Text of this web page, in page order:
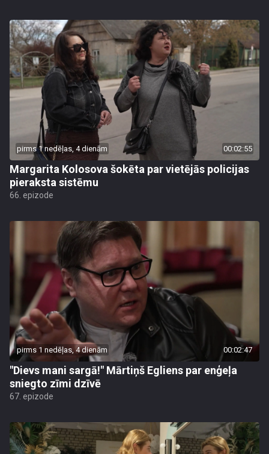
pirms 1 nedēļas, 4 dienām 00:02:55
Margarita Kolosova šokēta par vietējās policijas
pieraksta sistēmu
66. epizode
pirms 1 nedēļas, 4 dienām 00:02:47
"Dievs mani sargā!" Mārtiņš Egliens par enģeļa
sniegto zīmi dzīvē
67. epizode